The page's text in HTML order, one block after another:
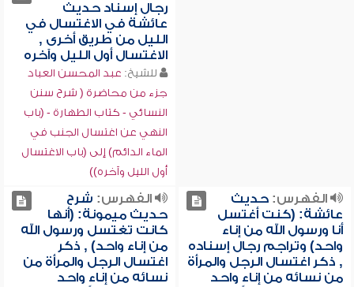
رجال إسناد حديث
عائشة في الاغتسال في
الليل من طريق أخرى ,
الاغتسال أول الليل وآخره
للشيخ: عبد المحسن العباد
جزء من محاضرة ( شرح سنن
النسائي - كتاب الطهارة - (باب
النهي عن اغتسال الجنب في
الماء الدائم) إلى (باب الاغتسال
أول الليل وآخره))
الفهرس:حديث
عائشة: (كنت أغتسل
أنا ورسول الله من إناء
واحد) وتراجم رجال إسناده
, ذكر اغتسال الرجل والمرأة
من نسائه من إناءٍ واحد
الفهرس: شرح
حديث ميمونة: (أنها
كانت تغتسل ورسول الله
من إناء واحد) , ذكر
اغتسال الرجل والمرأة من
نسائه من إناءٍ واحد